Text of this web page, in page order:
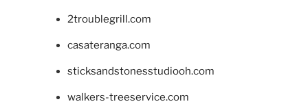
2troublegrill.com
casateranga.com
sticksandstonesstudiooh.com
walkers-treeservice.com